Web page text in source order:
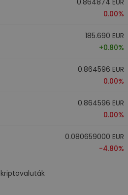
0.00%
185.690 EUR
+0.80%
0.864596 EUR
0.00%
0.864596 EUR
0.00%
0.080659000 EUR
-4.80%
kriptovaluták